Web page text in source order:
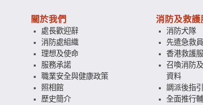
關於我們
處長歡迎辭
消防處組織
理想及使命
服務承諾
職業安全與健康政策
照相館
歷史簡介
消防及救護
消防犬隊
先遣急救
香港救護
召喚消防
資料
調派後指引
全面推行